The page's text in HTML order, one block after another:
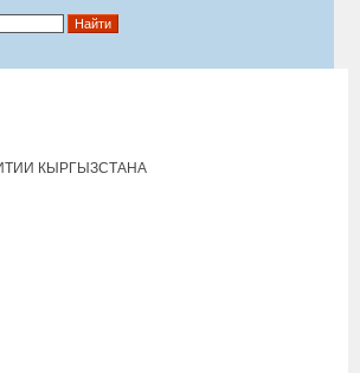
КЫРГЫЗСТАНА